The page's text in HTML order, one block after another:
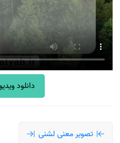
دانلود
تصویر معنی لشنی